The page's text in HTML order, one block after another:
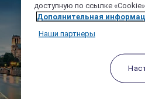
доступную по ссылке
Дополнительная
Наши партнеры